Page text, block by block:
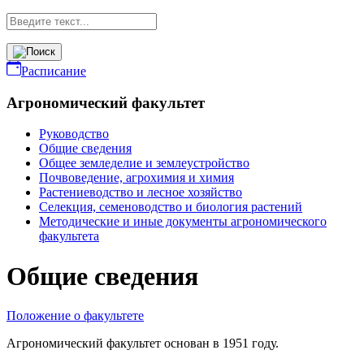
Расписание
Агрономический факультет
Руководство
Общие сведения
Общее земледелие и землеустройство
Почвоведение, агрохимия и химия
Растениеводство и лесное хозяйство
Селекция, семеноводство и биология растений
Методические и иные документы агрономического
факультета
Общие сведения
Положение о факультете
Агрономический факультет основан в 1951 году.